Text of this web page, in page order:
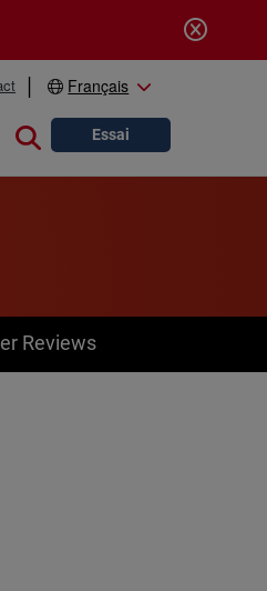
Français
Close search
Essai
Reviews